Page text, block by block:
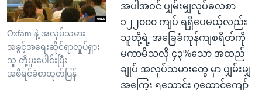
Oxfam နဲ့ အလုပ်သမား
အခွင့်အရေးဆိုင်ရာလှုပ်ရှား
သူ တို့ပူးပေါင်းပြီး
အစီရင်ခံစာထုတ်ပြန်
အပါအဝင် ပျှမ်းမျှလုပ်ခလစာ
၁၂၂၀၀၀ ကျပ် ရရှိပေမယ့်လည်း
သူတို့ရဲ့ အခြေခံကုန်ကျစရိတ်ကို
မကာမိသလို ၄၃%သော အထည်
ချုပ် အလုပ်သမားတွေ မှာ ပျှမ်းမျှ
အကြွေး ၅သောင်း ၇ထောင်ကျော်